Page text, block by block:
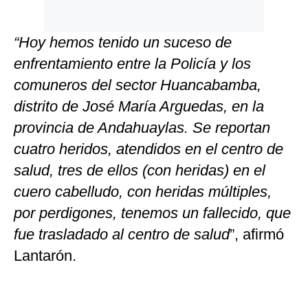
“Hoy hemos tenido un suceso de
enfrentamiento entre la Policía y los
comuneros del sector Huancabamba,
distrito de José María Arguedas, en la
provincia de Andahuaylas. Se reportan
cuatro heridos, atendidos en el centro de
salud, tres de ellos (con heridas) en el
cuero cabelludo, con heridas múltiples,
por perdigones, tenemos un fallecido, que
fue trasladado al centro de salud”, afirmó
Lantarón.